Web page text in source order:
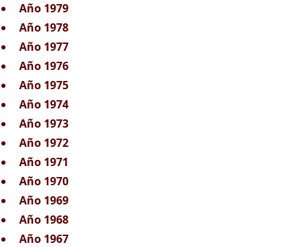
Año 1979
Año 1978
Año 1977
Año 1976
Año 1975
Año 1974
Año 1973
Año 1972
Año 1971
Año 1970
Año 1969
Año 1968
Año 1967